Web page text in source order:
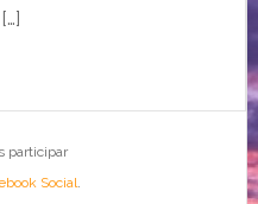
participar
Social.